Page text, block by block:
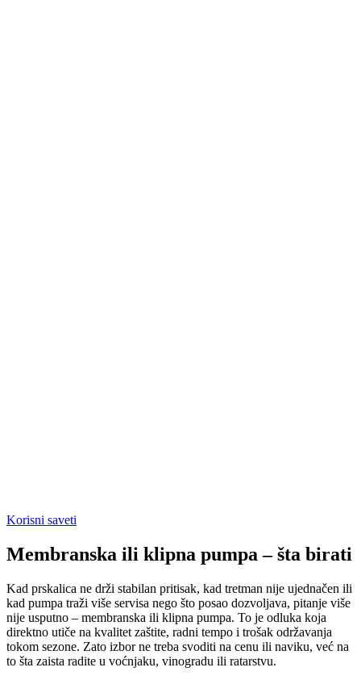
Korisni saveti
Membranska ili klipna pumpa – šta birati
Kad prskalica ne drži stabilan pritisak, kad tretman nije ujednačen ili
kad pumpa traži više servisa nego što posao dozvoljava, pitanje više
nije usputno – membranska ili klipna pumpa. To je odluka koja
direktno utiče na kvalitet zaštite, radni tempo i trošak održavanja
tokom sezone. Zato izbor ne treba svoditi na cenu ili naviku, već na
to šta zaista radite u voćnjaku, vinogradu ili ratarstvu.